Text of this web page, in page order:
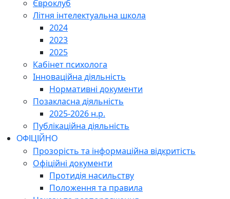
Євроклуб
Літня інтелектуальна школа
2024
2023
2025
Кабінет психолога
Інноваційна діяльність
Нормативні документи
Позакласна діяльність
2025-2026 н.р.
Публікаційна діяльність
ОФІЦІЙНО
Прозорість та інформаційна відкритість
Офіційні документи
Протидія насильству
Положення та правила